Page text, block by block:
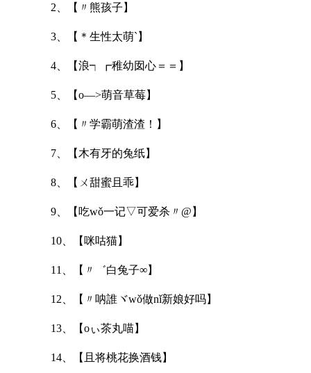
2、【〃熊孩子】
3、【＊生性太萌`】
4、【浪┑┏稚幼囡心＝＝】
5、【o—>萌音草莓】
6、【〃学霸萌渣渣！】
7、【木有牙的兔纸】
8、【ㄨ甜蜜且乖】
9、【吃wǒ一记▽可爱杀〃@】
10、【咪咕猫】
11、【〃゛白兔子∞】
12、【〃呐誰ヾwǒ做nǐ新娘好吗】
13、【oぃ茶丸喵】
14、【且将桃花换酒钱】